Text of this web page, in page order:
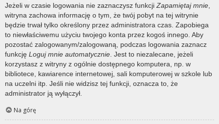
Jeżeli w czasie logowania nie zaznaczysz funkcji Zapamiętaj mnie
witryna zachowa informację o tym, że twój pobyt na tej witrynie
będzie trwał tylko określony przez administratora czas. Zapobiega
to niewłaściwemu użyciu twojego konta przez kogoś innego. Aby
pozostać zalogowanym/zalogowaną, podczas logowania zaznacz
funkcję Loguj mnie automatycznie . Jest to niezalecane, jeżeli
korzystasz z witryny z ogólnie dostępnego komputera, np. w
bibliotece, kawiarence internetowej, sali komputerowej w szkole lub
na uczelni itp. Jeśli nie widzisz tej funkcji, oznacza to, że
administrator ją wyłączył.
Na górę